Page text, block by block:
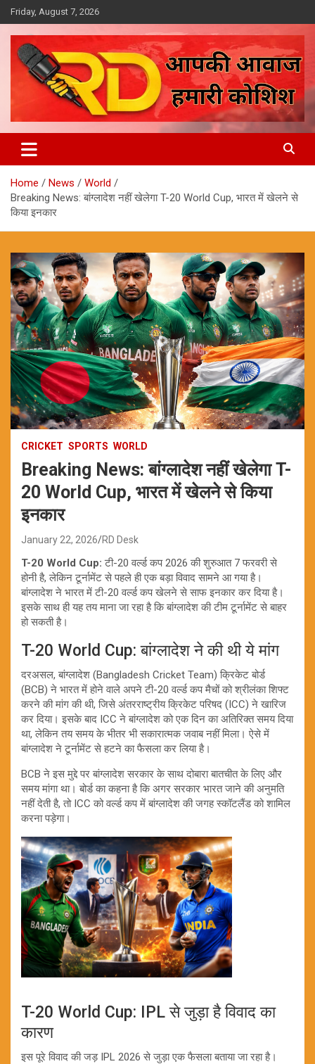
Skip
to
content
Friday, August 7, 2026
Reporter Diaries
Home News
World
Breaking News: बांग्लादेश नहीं खेलेगा T-20 World Cup, भारत में खेलने से
किया इनकार
CRICKET SPORTS WORLD
Breaking News: बांग्लादेश नहीं खेलेगा T-
20 World Cup, भारत में खेलने से किया
इनकार
January 22, 2026 RD Desk
T-20 World Cup: टी-20 वर्ल्ड कप 2026 की शुरुआत 7 फरवरी से
होनी है, लेकिन टूर्नामेंट से पहले ही एक बड़ा विवाद सामने आ गया है।
बांग्लादेश ने भारत में टी-20 वर्ल्ड कप खेलने से साफ इनकार कर दिया है।
इसके साथ ही यह तय माना जा रहा है कि बांग्लादेश की टीम टूर्नामेंट से बाहर
हो सकती है।
T-20 World Cup: बांग्लादेश ने की थी ये मांग
दरअसल, बांग्लादेश (Bangladesh Cricket Team) क्रिकेट बोर्ड
(BCB) ने भारत में होने वाले अपने टी-20 वर्ल्ड कप मैचों को श्रीलंका शिफ्ट
करने की मांग की थी, जिसे अंतरराष्ट्रीय क्रिकेट परिषद (ICC) ने खारिज
कर दिया। इसके बाद ICC ने बांग्लादेश को एक दिन का अतिरिक्त समय दिया
था, लेकिन तय समय के भीतर भी सकारात्मक जवाब नहीं मिला। ऐसे में
बांग्लादेश ने टूर्नामेंट से हटने का फैसला कर लिया है।
BCB ने इस मुद्दे पर बांग्लादेश सरकार के साथ दोबारा बातचीत के लिए और
समय मांगा था। बोर्ड का कहना है कि अगर सरकार भारत जाने की अनुमति
नहीं देती है, तो ICC को वर्ल्ड कप में बांग्लादेश की जगह स्कॉटलैंड को शामिल
करना पड़ेगा।
T-20 World Cup: IPL से जुड़ा है विवाद का
कारण
इस पूरे विवाद की जड़ IPL 2026 से जुड़ा एक फैसला बताया जा रहा है।